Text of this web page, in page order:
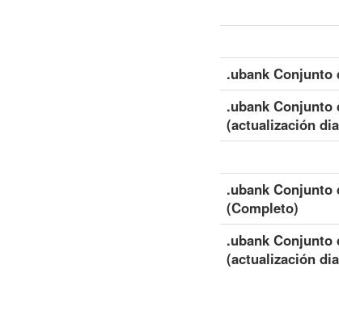
.ubank Conjunto
.ubank Conjunto
(actualización
.ubank Conjunto
(Completo)
.ubank Conjunto
(actualización